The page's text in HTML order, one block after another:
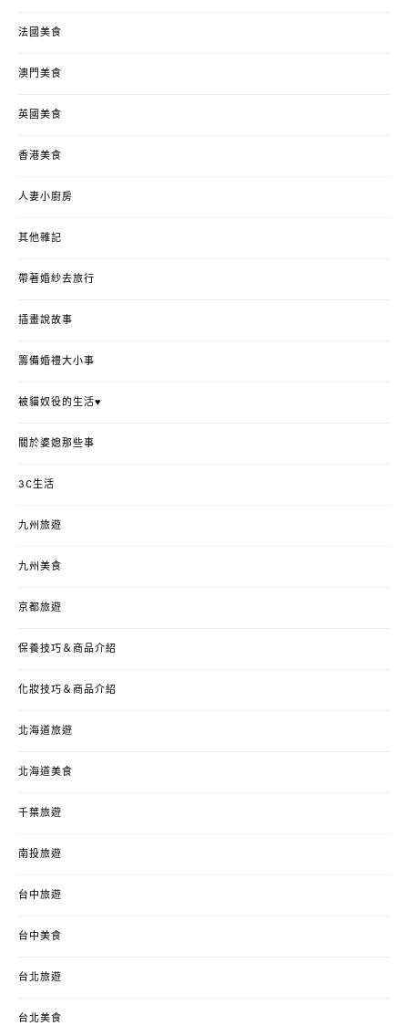
法國美食
澳門美食
英國美食
香港美食
人妻小廚房
其他雜記
帶著婚紗去旅行
插畫說故事
籌備婚禮大小事
被貓奴役的生活♥
關於婆媳那些事
3C生活
九州旅遊
九州美食
京都旅遊
保養技巧＆商品介紹
化妝技巧＆商品介紹
北海道旅遊
北海道美食
千葉旅遊
南投旅遊
台中旅遊
台中美食
台北旅遊
台北美食